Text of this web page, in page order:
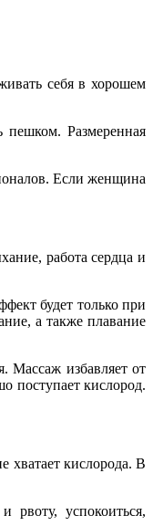
себя в хорошем
пешком. Размеренная
Если женщина
работа сердца и
будет только при
а также плавание
Массаж избавляет от
поступает кислород.
кислорода. В
рвоту, успокоиться,